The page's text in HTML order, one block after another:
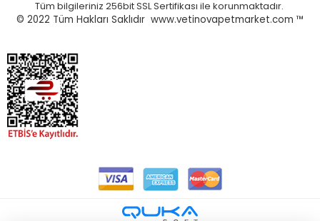
Tüm bilgileriniz 256bit SSL Sertifikası ile korunmaktadır.
© 2022 Tüm Hakları Saklıdır www.vetinovapetmarket.com ™